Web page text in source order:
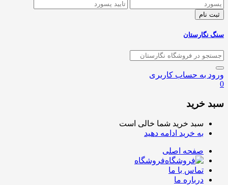
سنگ نگارستان
ورود به حساب کاربری
0
سبد خرید
سبد خرید شما خالی است
به خرید ادامه دهید
صفحه اصلی
فروشگاه
تماس با ما
درباره ما